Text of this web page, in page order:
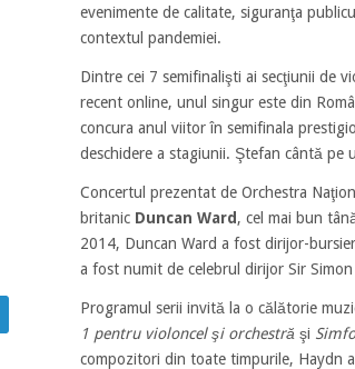
evenimente de calitate, siguranţa
contextul pandemiei.
Dintre cei 7 semifinalişti ai secţiunii de
recent online, unul singur este din
concura anul viitor în semifinala
deschidere a stagiunii. Ştefan cântă pe
Concertul prezentat de Orchestra
britanic Duncan Ward , cel mai bun
2014, Duncan Ward a fost dirijor-
a fost numit de celebrul dirijor Sir
Programul serii invită la o călătorie
1 pentru violoncel şi orchestră şi
compozitori din toate timpurile, Haydn